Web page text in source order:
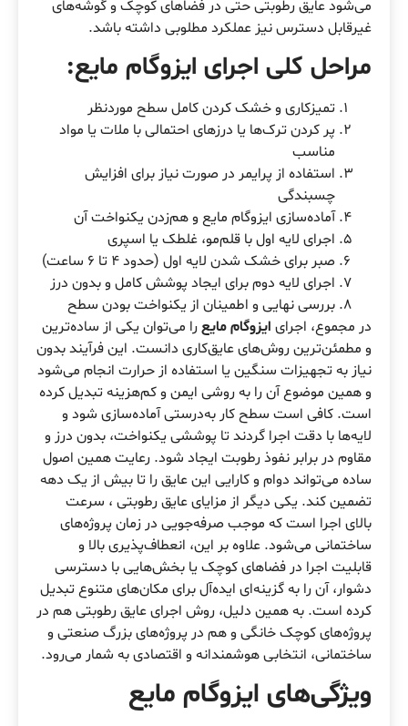
می‌شود عایق رطوبتی حتی در فضاهای کوچک و گوشه‌های
غیرقابل دسترس نیز عملکرد مطلوبی داشته باشد.
مراحل کلی اجرای ایزوگام مایع:
تمیزکاری و خشک کردن کامل سطح موردنظر
پر کردن ترک‌ها یا درزهای احتمالی با ملات یا مواد
مناسب
استفاده از پرایمر در صورت نیاز برای افزایش
چسبندگی
آماده‌سازی ایزوگام مایع و هم‌زدن یکنواخت آن
اجرای لایه اول با قلم‌مو، غلطک یا اسپری
صبر برای خشک شدن لایه اول (حدود ۴ تا ۶ ساعت)
اجرای لایه دوم برای ایجاد پوشش کامل و بدون درز
بررسی نهایی و اطمینان از یکنواخت بودن سطح
در مجموع، اجرای ایزوگام مایعرا می‌توان یکی از ساده‌ترین
و مطمئن‌ترین روش‌های عایق‌کاری دانست. این فرآیند بدون
نیاز به تجهیزات سنگین یا استفاده از حرارت انجام می‌شود
و همین موضوع آن را به روشی ایمن و کم‌هزینه تبدیل کرده
است. کافی است سطح کار به‌درستی آماده‌سازی شود و
لایه‌ها با دقت اجرا گردند تا پوششی یکنواخت، بدون درز و
مقاوم در برابر نفوذ رطوبت ایجاد شود. رعایت همین اصول
ساده می‌تواند دوام و کارایی این عایق را تا بیش از یک دهه
تضمین کند. یکی دیگر از مزایای عایق رطوبتی ، سرعت
بالای اجرا است که موجب صرفه‌جویی در زمان پروژه‌های
ساختمانی می‌شود. علاوه بر این، انعطاف‌پذیری بالا و
قابلیت اجرا در فضاهای کوچک یا بخش‌هایی با دسترسی
دشوار، آن را به گزینه‌ای ایده‌آل برای مکان‌های متنوع تبدیل
کرده است. به همین دلیل، روش اجرای عایق رطوبتی هم در
پروژه‌های کوچک خانگی و هم در پروژه‌های بزرگ صنعتی و
ساختمانی، انتخابی هوشمندانه و اقتصادی به شمار می‌رود.
ویژگی‌های ایزوگام مایع